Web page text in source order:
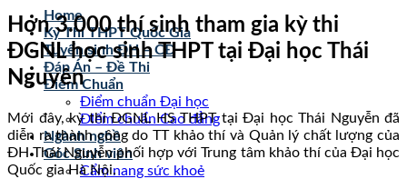
Home
Kỳ Thi THPT Quốc Gia
Tuyển sinh ĐH – CĐ
Đáp Án – Đề Thi
Điểm Chuẩn
Điểm chuẩn Đại học
Điểm chuẩn Cao đẳng
Ngành nghề
Góc Sinh viên
Cẩm nang sức khoẻ
Hơn 3.000 thí sinh tham gia kỳ thi
ĐGNL học sinh THPT tại Đại học Thái
Nguyên
Mới đây, kỳ thi ĐGNL HS THPT tại Đại học Thái Nguyễn đã
diễn ra thành công do TT khảo thí và Quản lý chất lượng của
ĐH Thái Nguyễn phối hợp với Trung tâm khảo thí của Đại học
Quốc gia Hà Nội.